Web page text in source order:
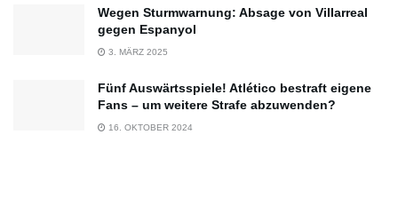
Wegen Sturmwarnung: Absage von Villarreal
gegen Espanyol
3. MÄRZ 2025
Fünf Auswärtsspiele! Atlético bestraft eigene
Fans – um weitere Strafe abzuwenden?
16. OKTOBER 2024